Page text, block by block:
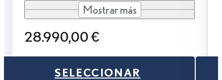
Mostrar más
28.990,00 €
SELECCIONAR